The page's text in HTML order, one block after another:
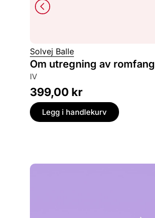
Solvej Balle
Om utregning av romfang
IV
399,00 kr
Legg i handlekurv